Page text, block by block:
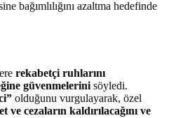
bağımlılığını azaltma hedefinde
rekabetçi ruhlarını
güvenmelerini söyledi.
olduğunu vurgulayarak, özel
ve cezaların kaldırılacağını ve